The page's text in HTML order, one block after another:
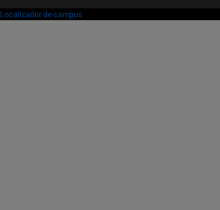
Localizador de campus